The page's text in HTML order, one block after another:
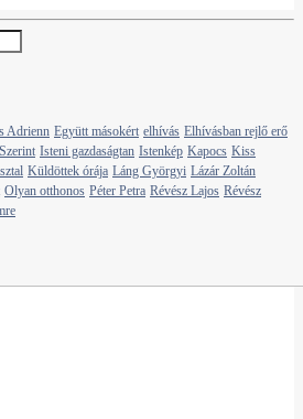
Adrienn Együtt másokért elhívás Elhívásban rejlő erő
Isteni gazdaságtan Istenkép Kapocs Kiss
Küldöttek órája Láng Györgyi Lázár Zoltán
Olyan otthonos Péter Petra Révész Lajos Révész